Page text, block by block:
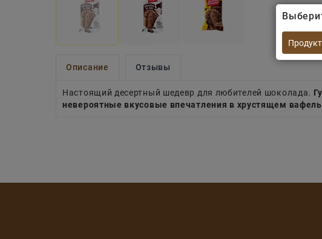
Описание Отзывы
Настоящий десертный шедевр для любителей шоколада.
невероятные вкусовые впечатления в хрустящем